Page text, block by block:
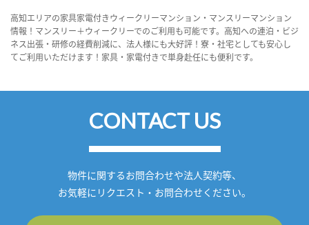
高知エリアの家具家電付きウィークリーマンション・マンスリーマンション
情報！マンスリー＋ウィークリーでのご利用も可能です。高知への連泊・ビジ
ネス出張・研修の経費削減に、法人様にも大好評！寮・社宅としても安心し
てご利用いただけます！家具・家電付きで単身赴任にも便利です。
CONTACT US
物件に関するお問合わせや法人契約等、
お気軽にリクエスト・お問合わせください。